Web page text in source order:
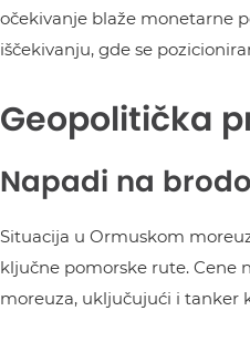
očekivanje blaže monetarne
iščekivanju, gde se
Geopolitička
Napadi na
Situacija u Ormuskom
ključne pomorske rute. Cene
moreuza, uključujući i tanker